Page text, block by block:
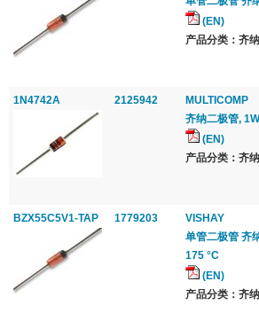
(EN)
产品分类：齐
1N4742A 2125942
MULTICOMP
齐纳二极管,
(EN)
产品分类：齐
BZX55C5V1-TAP 1779203
VISHAY
单管二极管 齐
175 °C
(EN)
产品分类：齐